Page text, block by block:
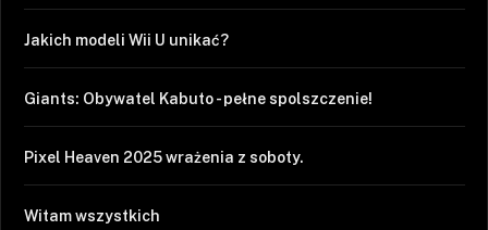
Jakich modeli Wii U unikać?
Giants: Obywatel Kabuto - pełne spolszczenie!
Pixel Heaven 2025 wrażenia z soboty.
Witam wszystkich